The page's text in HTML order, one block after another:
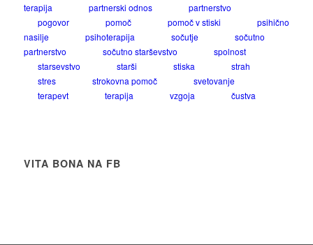
terapija
partnerski odnos
partnerstvo
pogovor
pomoč pomoč v stiski
psihično
nasilje
psihoterapija sočutje
sočutno
partnerstvo
sočutno starševstvo
spolnost
starsevstvo
starši stiska
strah
stres
strokovna pomoč
svetovanje
terapevt
terapija vzgoja čustva
VITA BONA NA FB